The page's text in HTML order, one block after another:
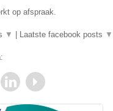
op afspraak.
▼ Laatste facebook posts ▼